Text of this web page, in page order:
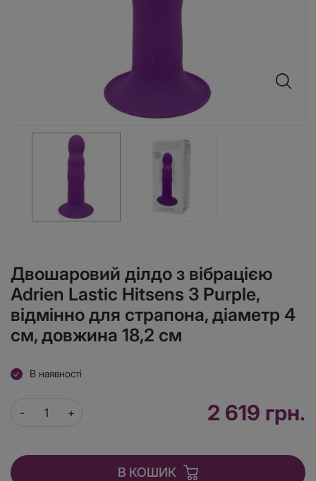
Двошаровий ділдо з вібрацією
Adrien Lastic Hitsens 3 Purple,
відмінно для страпона, діаметр 4
см, довжина 18,2 см
В наявності
2 619 грн.
В КОШИК